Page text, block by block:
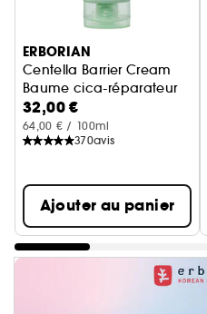
Ignorer le carrousel produits
ERBORIAN
Centella Barrier Cream
Baume cica-réparateur
32,00 €
64,00 € / 100ml
370avis
Ajouter au panier